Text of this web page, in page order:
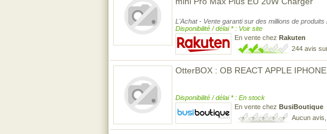
L'Achat - Vente garanti sur des millions de
Disponibilité / délai * : Voir site
En vente chez Rakuten
244 avis
OtterBOX : OB REACT APPLE
Disponibilité / délai * : En stock
En vente chez BusiBoutique
Aucun